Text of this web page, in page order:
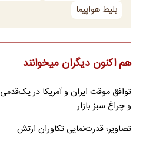
بلیط هواپیما
هم اکنون دیگران میخوانند
توافق موقت ایران و آمریکا در
و چراغ سبز بازار
تصاویر؛ قدرت‌نمایی تکاوران ارتش